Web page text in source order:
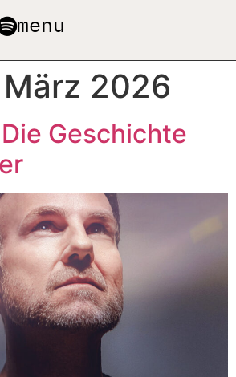
menu
2026
Geschichte